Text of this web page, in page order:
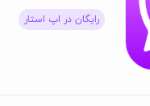
رایگان در اپ استار